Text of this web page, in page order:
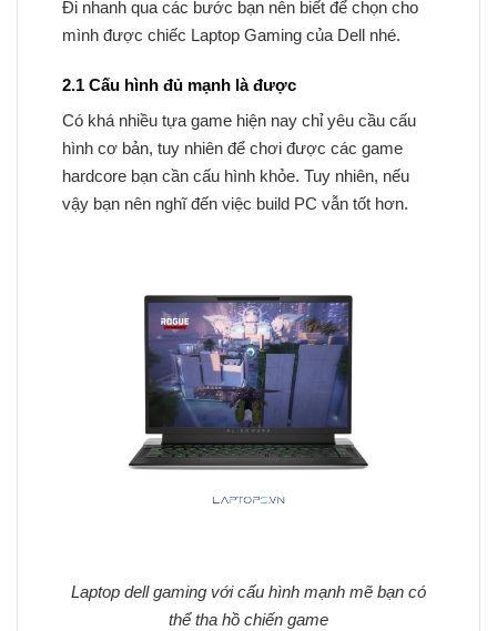
Đi nhanh qua các bước bạn nên biết để chọn cho
mình được chiếc Laptop Gaming của Dell nhé.
2.1 Cấu hình đủ mạnh là được
Có khá nhiều tựa game hiện nay chỉ yêu cầu cấu
hình cơ bản, tuy nhiên để chơi được các game
hardcore bạn cần cấu hình khỏe. Tuy nhiên, nếu
vậy bạn nên nghĩ đến việc build PC vẫn tốt hơn.
Laptop dell gaming với cấu hình mạnh mẽ bạn có
thể tha hồ chiến game